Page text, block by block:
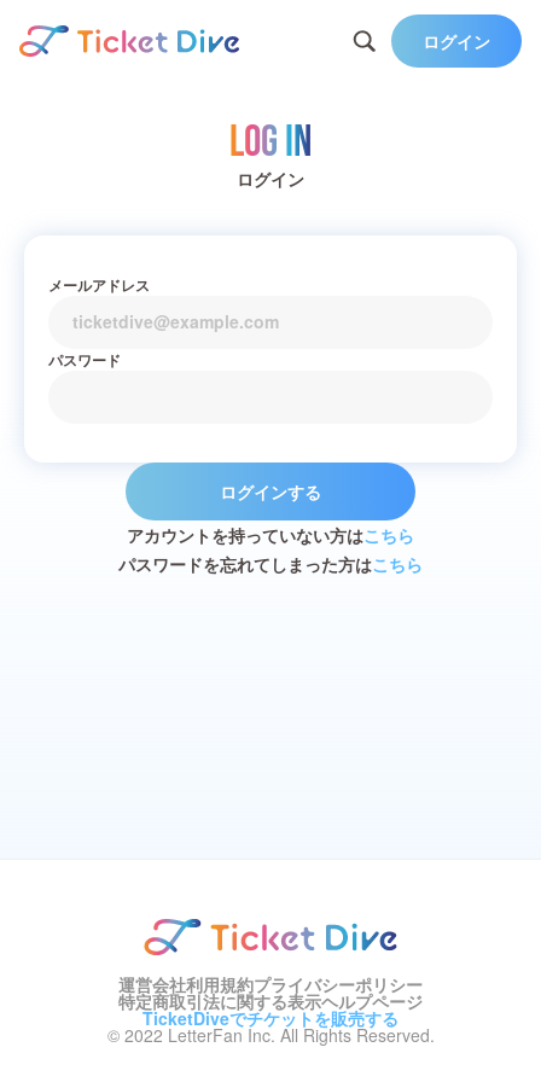
ログイン
Log in
ログイン
メールアドレス
パスワード
ログインする
アカウントを持っていない方はこちら
パスワードを忘れてしまった方はこちら
運営会社利用規約プライバシーポリシー
特定商取引法に関する表示ヘルプページ
TicketDiveでチケットを販売する
© 2022 LetterFan Inc. All Rights Reserved.